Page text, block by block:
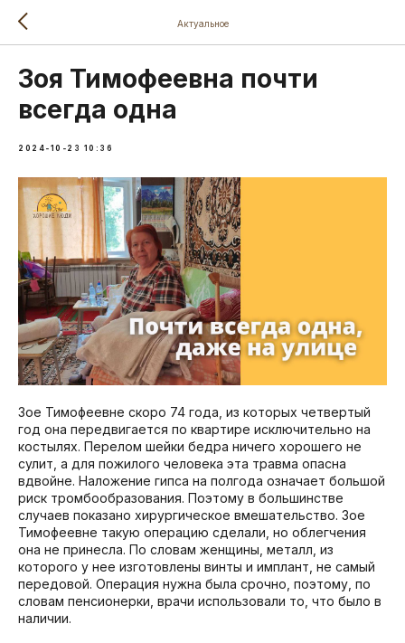
Актуальное
Зоя Тимофеевна почти
всегда одна
2024-10-23 10:36
Зое Тимофеевне скоро 74 года, из которых четвертый
год она передвигается по квартире исключительно на
костылях. Перелом шейки бедра ничего хорошего не
сулит, а для пожилого человека эта травма опасна
вдвойне. Наложение гипса на полгода означает большой
риск тромбообразования. Поэтому в большинстве
случаев показано хирургическое вмешательство. Зое
Тимофеевне такую операцию сделали, но облегчения
она не принесла. По словам женщины, металл, из
которого у нее изготовлены винты и имплант, не самый
передовой. Операция нужна была срочно, поэтому, по
словам пенсионерки, врачи использовали то, что было в
наличии.